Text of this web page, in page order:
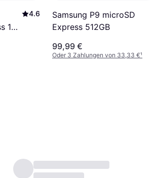
10
4.6
Samsung P9 microSD
Express 512GB
99,99 €
Oder 3 Zahlungen von 33,33 €¹